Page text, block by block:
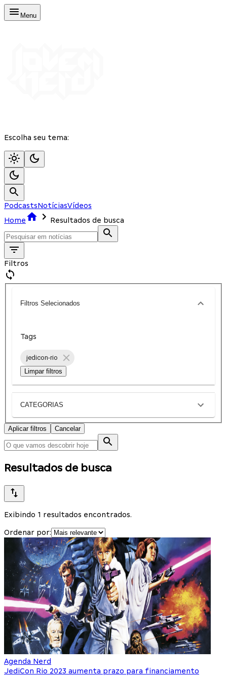
Menu
Escolha seu tema:
PodcastsNotíciasVídeos
Home
Resultados de busca
Filtros
Filtros Selecionados
Tags
jedicon-rio
Limpar filtros
CATEGORIAS
Aplicar filtros Cancelar
Resultados de busca
Exibindo 1 resultados encontrados.
Ordenar por:
Agenda Nerd
JediCon Rio 2023 aumenta prazo para financiamento